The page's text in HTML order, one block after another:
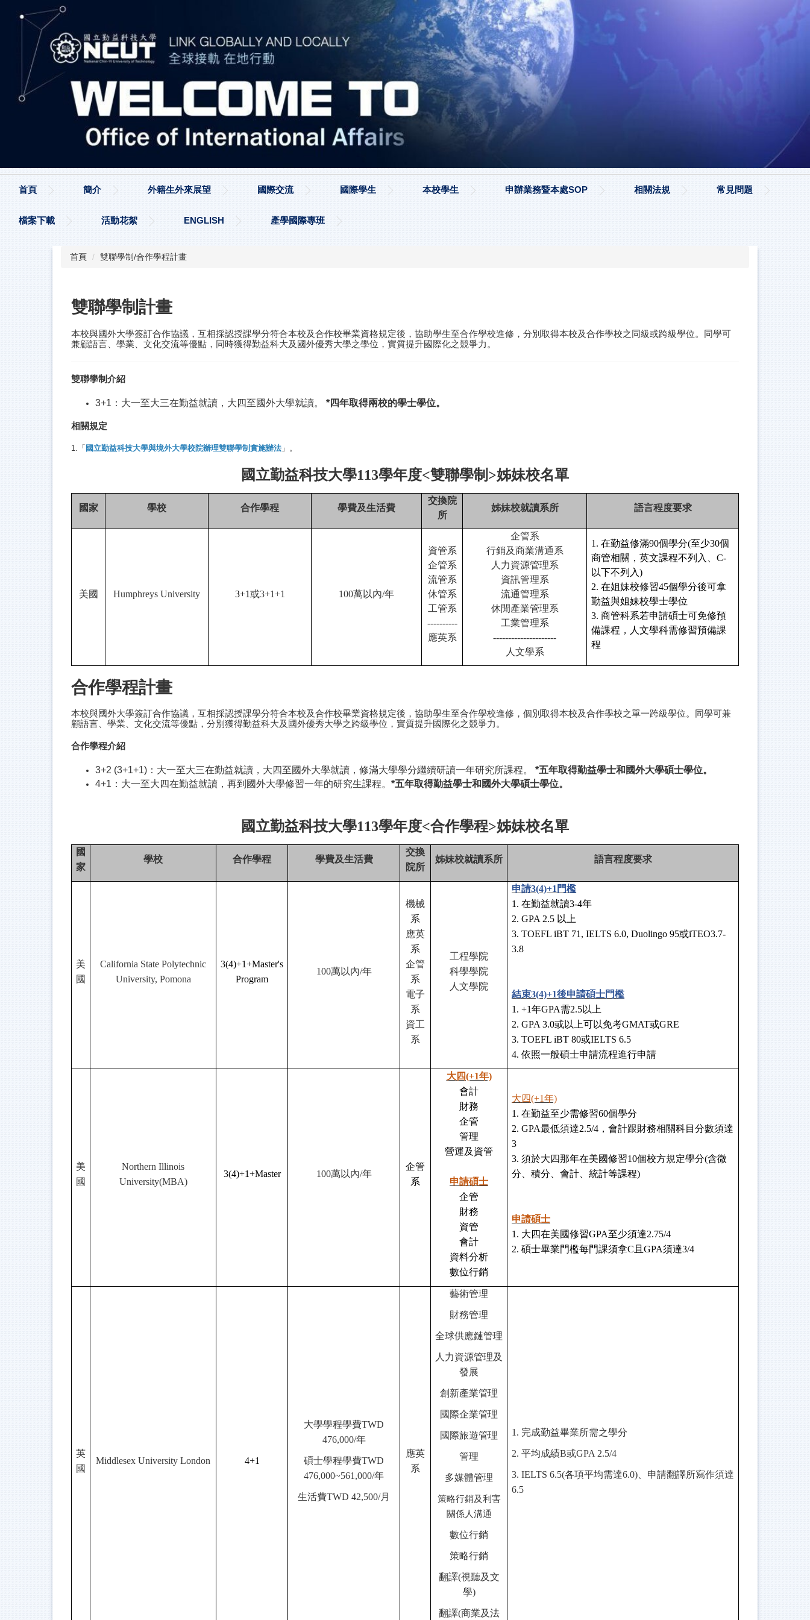
首頁 簡介 外籍生外來展望 國際交流 國際學生 本校學生 申辦業務暨本處SOP 相關法規 常見問題
檔案下載 活動花絮 ENGLISH 產學國際專班
首頁 雙聯學制/合作學程計畫
雙聯學制計畫
本校與國外大學簽訂合作協議，互相採認授課學分符合本校及合作校畢業資格規定後，協助學生至合作學校進修，分別取得本校及合作學校之同級或跨級學位。同學可
兼顧語言、學業、文化交流等優點，同時獲得勤益科大及國外優秀大學之學位，實質提升國際化之競爭力。
雙聯學制介紹
3+1：大一至大三在勤益就讀，大四至國外大學就讀。 *四年取得兩校的學士學位。
相關規定
1.「 國立勤益科技大學與境外大學校院辦理雙聯學制實施辦法」。
國立勤益科技大學113學年度<雙聯學制>姊妹校名單
國家 學校 合作學程 學費及生活費
交換院
所
姊妹校就讀系所 語言程度要求
美國 Humphreys University 3+1或3+1+1 100萬以內/年
資管系
企管系
流管系
休管系
工管系
----------
應英系
企管系
行銷及商業溝通系
人力資源管理系
資訊管理系
流通管理系
休閒產業管理系
工業管理系
---------------------
人文學系
1. 在勤益修滿90個學分(至少30個
商管相關，英文課程不列入、C-
以下不列入)
2. 在姐妹校修習45個學分後可拿
勤益與姐妹校學士學位
3. 商管科系若申請碩士可免修預
備課程，人文學科需修習預備課
程
合作學程計畫
本校與國外大學簽訂合作協議，互相採認授課學分符合本校及合作校畢業資格規定後，協助學生至合作學校進修，個別取得本校及合作學校之單一跨級學位。同學可兼
顧語言、學業、文化交流等優點，分別獲得勤益科大及國外優秀大學之跨級學位，實質提升國際化之競爭力。
合作學程介紹
3+2 (3+1+1)：大一至大三在勤益就讀，大四至國外大學就讀，修滿大學學分繼續研讀一年研究所課程。 *五年取得勤益學士和國外大學碩士學位。
4+1：大一至大四在勤益就讀，再到國外大學修習一年的研究生課程。 *五年取得勤益學士和國外大學碩士學位。
國立勤益科技大學113學年度<合作學程>姊妹校名單
國
家
學校 合作學程 學費及生活費
交換
院所
姊妹校就讀系所 語言程度要求
美
國
California State Polytechnic
University, Pomona
3(4)+1+Master's
Program
100萬以內/年
機械
系
應英
系
企管
系
電子
系
資工
系
工程學院
科學學院
人文學院
申請3(4)+1門檻
1. 在勤益就讀3-4年
2. GPA 2.5 以上
3. TOEFL iBT 71, IELTS 6.0, Duolingo 95或iTEO3.7-
3.8
結束3(4)+1後申請碩士門檻
1. +1年GPA需2.5以上
2. GPA 3.0或以上可以免考GMAT或GRE
3. TOEFL iBT 80或IELTS 6.5
4. 依照一般碩士申請流程進行申請
美
國
Northern Illinois
University(MBA)
3(4)+1+Master 100萬以內/年
企管
系
大四(+1年)
會計
財務
企管
管理
營運及資管
申請碩士
企管
財務
資管
會計
資料分析
數位行銷
大四(+1年)
1. 在勤益至少需修習60個學分
2. GPA最低須達2.5/4，會計跟財務相關科目分數須達
3
3. 須於大四那年在美國修習10個校方規定學分(含微
分、積分、會計、統計等課程)
申請碩士
1. 大四在美國修習GPA至少須達2.75/4
2. 碩士畢業門檻每門課須拿C且GPA須達3/4
英
國
Middlesex University London 4+1
大學學程學費TWD
476,000/年
碩士學程學費TWD
476,000~561,000/年
生活費TWD 42,500/月
應英
系
藝術管理
財務管理
全球供應鏈管理
人力資源管理及
發展
創新產業管理
國際企業管理
國際旅遊管理
管理
多媒體管理
策略行銷及利害
關係人溝通
數位行銷
策略行銷
翻譯(視聽及文
學)
翻譯(商業及法
1. 完成勤益畢業所需之學分
2. 平均成績B或GPA 2.5/4
3. IELTS 6.5(各項平均需達6.0)、申請翻譯所寫作須達
6.5